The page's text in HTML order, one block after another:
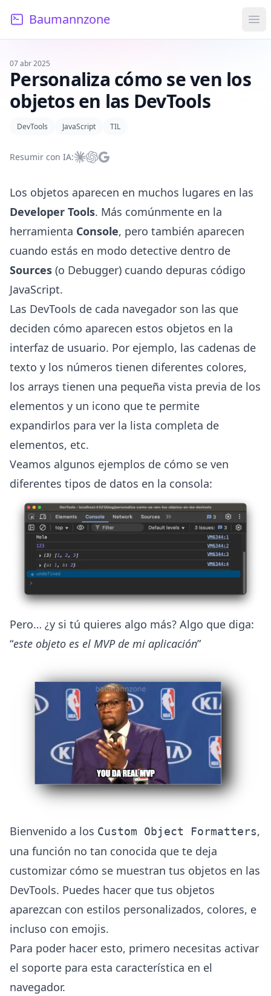
Baumannzone
07 abr 2025
Personaliza cómo se ven los
objetos en las DevTools
DevTools JavaScript TIL
Resumir con IA:Resumir con Claude
Resumir con ChatGPT
Resumir con Google AI
Los objetos aparecen en muchos lugares en las
Developer Tools. Más comúnmente en la
herramienta Console, pero también aparecen
cuando estás en modo detective dentro de
Sources (o Debugger) cuando depuras código
JavaScript.
Las DevTools de cada navegador son las que
deciden cómo aparecen estos objetos en la
interfaz de usuario. Por ejemplo, las cadenas de
texto y los números tienen diferentes colores,
los arrays tienen una pequeña vista previa de los
elementos y un icono que te permite
expandirlos para ver la lista completa de
elementos, etc.
Veamos algunos ejemplos de cómo se ven
diferentes tipos de datos en la consola:
Pero… ¿y si tú quieres algo más? Algo que diga:
“este objeto es el MVP de mi aplicación”
Bienvenido a los Custom Object Formatters,
una función no tan conocida que te deja
customizar cómo se muestran tus objetos en las
DevTools. Puedes hacer que tus objetos
aparezcan con estilos personalizados, colores, e
incluso con emojis.
Para poder hacer esto, primero necesitas activar
el soporte para esta característica en el
navegador.